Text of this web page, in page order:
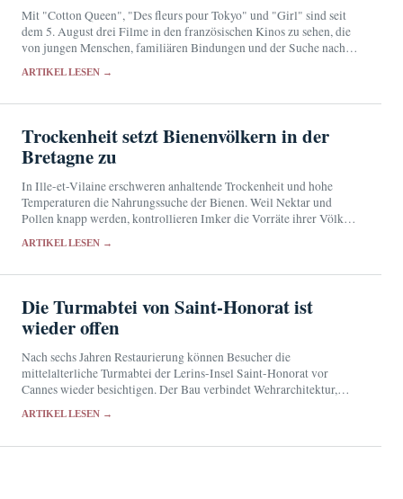
Mit "Cotton Queen", "Des fleurs pour Tokyo" und "Girl" sind seit
dem 5. August drei Filme in den französischen Kinos zu sehen, die
von jungen Menschen, familiären Bindungen und der Suche nach
ARTIKEL LESEN →
Trockenheit setzt Bienenvölkern in der
Bretagne zu
In Ille-et-Vilaine erschweren anhaltende Trockenheit und hohe
Temperaturen die Nahrungssuche der Bienen. Weil Nektar und
Pollen knapp werden, kontrollieren Imker die Vorräte ihrer Völker
ARTIKEL LESEN →
Die Turmabtei von Saint-Honorat ist
wieder offen
Nach sechs Jahren Restaurierung können Besucher die
mittelalterliche Turmabtei der Lerins-Insel Saint-Honorat vor
Cannes wieder besichtigen. Der Bau verbindet Wehrarchitektur,
ARTIKEL LESEN →